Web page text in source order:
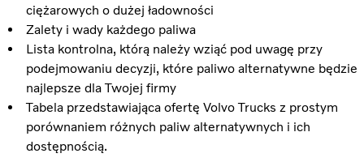
ciężarowych o dużej ładowności
Zalety i wady każdego paliwa
Lista kontrolna, którą należy wziąć pod uwagę przy
podejmowaniu decyzji, które paliwo alternatywne będzie
najlepsze dla Twojej firmy
Tabela przedstawiająca ofertę Volvo Trucks z prostym
porównaniem różnych paliw alternatywnych i ich
dostępnością.